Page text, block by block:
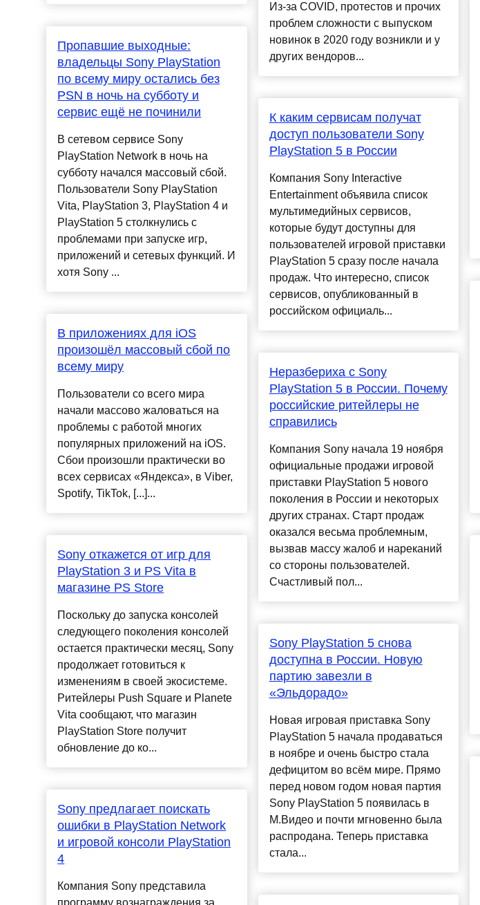
Пропавшие выходные:
владельцы Sony PlayStation
по всему миру остались без
PSN в ночь на субботу и
сервис ещё не починили
В сетевом сервисе Sony
PlayStation Network в ночь на
субботу начался массовый сбой.
Пользователи Sony PlayStation
Vita, PlayStation 3, PlayStation 4 и
PlayStation 5 столкнулись с
проблемами при запуске игр,
приложений и сетевых функций. И
хотя Sony ...
В приложениях для iOS
произошёл массовый сбой по
всему миру
Пользователи со всего мира
начали массово жаловаться на
проблемы с работой многих
популярных приложений на iOS.
Сбои произошли практически во
всех сервисах «Яндекса», в Viber,
Spotify, TikTok, [...]...
Sony откажется от игр для
PlayStation 3 и PS Vita в
магазине PS Store
Поскольку до запуска консолей
следующего поколения консолей
остается практически месяц, Sony
продолжает готовиться к
изменениям в своей экосистеме.
Ритейлеры Push Square и Planete
Vita сообщают, что магазин
PlayStation Store получит
обновление до ко...
Sony предлагает поискать
ошибки в PlayStation Network
и игровой консоли PlayStation
4
Компания Sony представила
Из-за COVID, протестов и прочих
проблем сложности с выпуском
новинок в 2020 году возникли и у
других вендоров...
К каким сервисам получат
доступ пользователи Sony
PlayStation 5 в России
Компания Sony Interactive
Entertainment объявила список
мультимедийных сервисов,
которые будут доступны для
пользователей игровой приставки
PlayStation 5 сразу после начала
продаж. Что интересно, список
сервисов, опубликованный в
российском официаль...
Неразбериха с Sony
PlayStation 5 в России. Почему
российские ритейлеры не
справились
Компания Sony начала 19 ноября
официальные продажи игровой
приставки PlayStation 5 нового
поколения в России и некоторых
других странах. Старт продаж
оказался весьма проблемным,
вызвав массу жалоб и нареканий
со стороны пользователей.
Счастливый пол...
Sony PlayStation 5 снова
доступна в России. Новую
партию завезли в
«Эльдорадо»
Новая игровая приставка Sony
PlayStation 5 начала продаваться
в ноябре и очень быстро стала
дефицитом во всём мире. Прямо
перед новом годом новая партия
Sony PlayStation 5 появилась в
М.Видео и почти мгновенно была
распродана. Теперь приставка
стала...